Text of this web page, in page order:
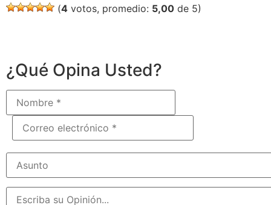
(4 votos, promedio: 5,00 de 5)
¿Qué Opina Usted?